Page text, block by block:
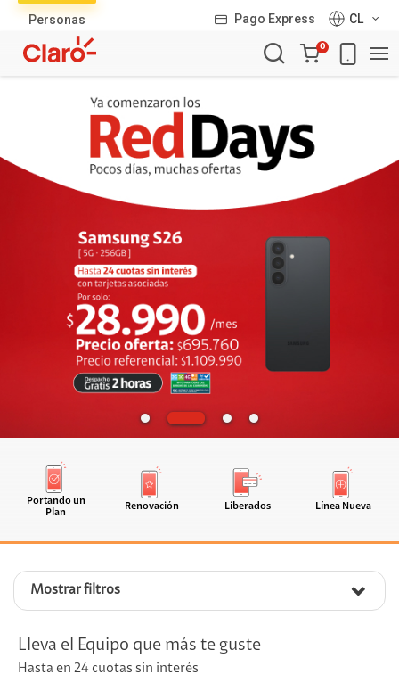
Personas Pago Express
CL
Carro
de
0
Portando un
Plan
Renovación Liberados Línea Nueva
Mostrar filtros
productos
Lleva el Equipo que más te guste
Hasta en 24 cuotas sin interés